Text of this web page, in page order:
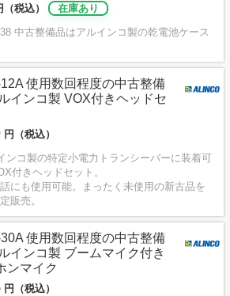
（税込）
在庫あり
中古整備品はアルインコ製の乾電池ケース
使用数回程度の中古整備
インコ製 VOX付きヘッドセ
円（税込）
ンコ製の特定小電力トランシーバーに装着可
付きヘッドセット。
にも使用可能。まったく未使用の新古品を
販売。
使用数回程度の中古整備
インコ製 ブームマイク付き
ンマイク
円（税込）